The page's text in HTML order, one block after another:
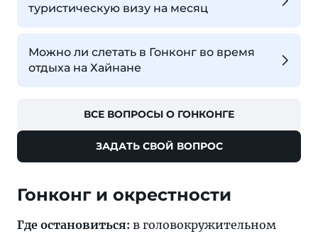
туристическую визу на месяц
Можно ли слетать в Гонконг во время
отдыха на Хайнане
ВСЕ ВОПРОСЫ О ГОНКОНГЕ
ЗАДАТЬ СВОЙ ВОПРОС
Гонконг и окрестности
Где остановиться: в головокружительном